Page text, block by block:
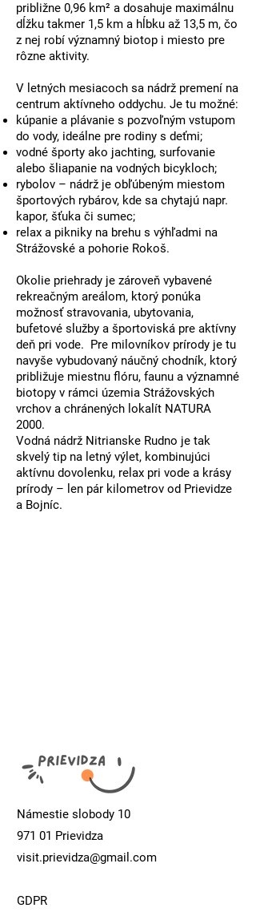
približne 0,96 km² a dosahuje maximálnu
dĺžku takmer 1,5 km a hĺbku až 13,5 m, čo
z nej robí významný biotop i miesto pre
rôzne aktivity.
V letných mesiacoch sa nádrž premení na
centrum aktívneho oddychu. Je tu možné:
kúpanie a plávanie s pozvoľným vstupom
do vody, ideálne pre rodiny s deťmi;
vodné športy ako jachting, surfovanie
alebo šliapanie na vodných bicykloch;
rybolov – nádrž je obľúbeným miestom
športových rybárov, kde sa chytajú napr.
kapor, šťuka či sumec;
relax a pikniky na brehu s výhľadmi na
Strážovské a pohorie Rokoš.
Okolie priehrady je zároveň vybavené
rekreačným areálom, ktorý ponúka
možnosťstravovania, ubytovania,
bufetové služby a športoviská pre aktívny
deň pri vode. Pre milovníkov prírody je tu
navyše vybudovaný náučný chodník, ktorý
približuje miestnu flóru, faunu a významné
biotopy v rámci územia Strážovských
vrchov a chránených lokalít NATURA
2000.
Vodná nádrž Nitrianske Rudno je tak
skvelý tip na letný výlet, kombinujúci
aktívnu dovolenku, relax pri vode a krásy
prírody – len pár kilometrov od Prievidze
a Bojníc.
Námestie slobody 10
971 01 Prievidza
visit.prievidza@gmail.com
GDPR